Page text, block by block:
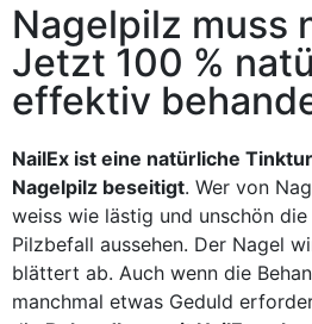
Nagelpilz muss
Jetzt 100 %
effektiv
NailEx ist eine natürliche Tinktur
Nagelpilz beseitigt. Wer von
weiss wie lästig und unschön
Pilzbefall aussehen. Der Nagel
blättert ab. Auch wenn die
manchmal etwas Geduld